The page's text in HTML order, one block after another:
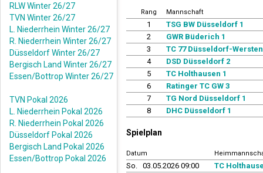
RLW Winter 26/27
TVN Winter 26/27
L. Niederrhein Winter 26/27
R. Niederrhein Winter 26/27
Düsseldorf Winter 26/27
Bergisch Land Winter 26/27
Essen/Bottrop Winter 26/27
TVN Pokal 2026
L. Niederrhein Pokal 2026
R. Niederrhein Pokal 2026
Düsseldorf Pokal 2026
Bergisch Land Pokal 2026
Essen/Bottrop Pokal 2026
Rang Mannschaft
1
TSG BW Düsseldorf 1
2
GWR Büderich 1
3
TC 77 Düsseldorf-
4
DSD Düsseldorf 2
5
TC Holthausen 1
6
Ratinger TC GW 3
7
TG Nord Düsseldorf 1
8
DHC Düsseldorf 1
Spielplan
Datum
So. 03.05.2026 09:00
TC